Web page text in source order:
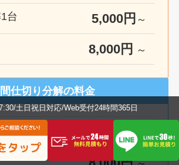
台 5,000円 ～
8,000円 ～
間仕切り分解の料金
5,000円～
土日祝日対応/Web受付24時間365日